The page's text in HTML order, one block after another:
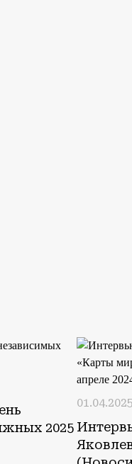
2025
01.04.2025